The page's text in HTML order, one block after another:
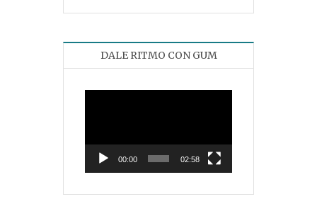
DALE RITMO CON GUM
00:00 02:58